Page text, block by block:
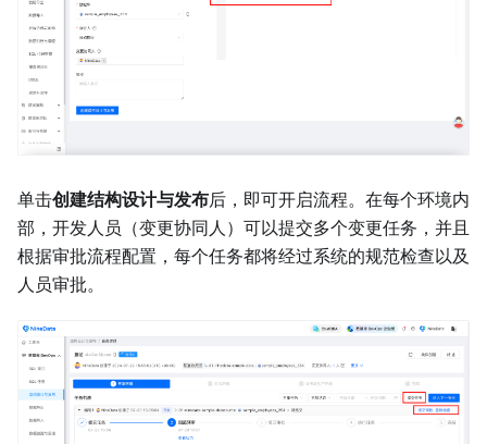
单击创建结构设计与发布后，即可开启流程。在每个环境内
部，开发人员（变更协同人）可以提交多个变更任务，并且
根据审批流程配置，每个任务都将经过系统的规范检查以及
人员审批。